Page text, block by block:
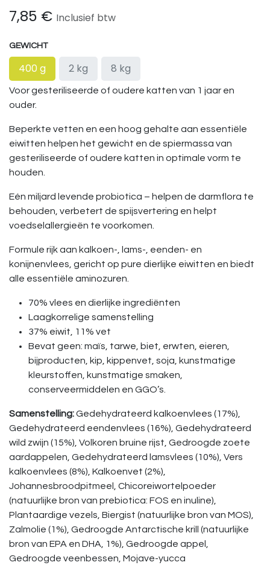
7,85 € Inclusief btw
GEWICHT
400 g 2 kg 8 kg
Voor gesteriliseerde of oudere katten van 1 jaar en
ouder.
Beperkte vetten en een hoog gehalte aan essentiële
eiwitten helpen het gewicht en de spiermassa van
gesteriliseerde of oudere katten in optimale vorm te
houden.
Eén miljard levende probiotica – helpen de darmflora te
behouden, verbetert de spijsvertering en helpt
voedselallergieën te voorkomen.
Formule rijk aan kalkoen-, lams-, eenden- en
konijnenvlees, gericht op pure dierlijke eiwitten en biedt
alle essentiële aminozuren.
70% vlees en dierlijke ingrediënten
Laagkorrelige samenstelling
37% eiwit, 11% vet
Bevat geen: maïs, tarwe, biet, erwten, eieren,
bijproducten, kip, kippenvet, soja, kunstmatige
kleurstoffen, kunstmatige smaken,
conserveermiddelen en GGO’s.
Samenstelling:Gedehydrateerd kalkoenvlees (17%),
Gedehydrateerd eendenvlees (16%), Gedehydrateerd
wild zwijn (15%), Volkoren bruine rijst, Gedroogde zoete
aardappelen, Gedehydrateerd lamsvlees (10%), Vers
kalkoenvlees (8%), Kalkoenvet (2%),
Johannesbroodpitmeel, Chicoreiwortelpoeder
(natuurlijke bron van prebiotica: FOS en inuline),
Plantaardige vezels, Biergist (natuurlijke bron van MOS),
Zalmolie (1%), Gedroogde Antarctische krill (natuurlijke
bron van EPA en DHA, 1%), Gedroogde appel,
Gedroogde veenbessen, Mojave-yucca